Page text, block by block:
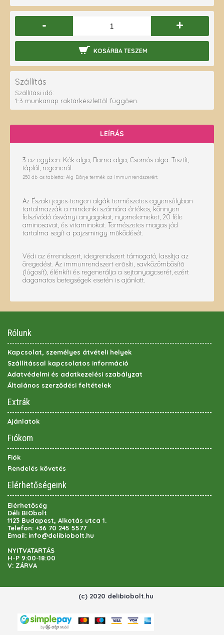
- +
KOSÁRBA TESZEM
Szállítás
Szállítási idő:
1-3 munkanap raktárkészlettől függően.
LEÍRÁS
3 az egyben: Kék alga, Barna alga, Csomós alga. Tisztít,
táplál, regenerál.
250 db-os tabletta; Alg-Börje termék az immunrendszerért.
Az Északi jeges-tengeri algák természetes egyensúlyban
tartalmazzák a mindenki számára értékes, könnyen
felszívódó ásványi anyagokat, nyomelemeket, 20 féle
aminosavat, és vitaminokat. Természetes magas jód
tartalma segít a pajzsmirigy működését.
Védi az érrendszert, idegrendszert támogató, lassítja az
öregedést. Az immunrendszert erősíti, savközömbösítő
(lúgosít), élénkíti és regenerálja a sejtanyagcserét, ezért
daganatos betegségek esetén is ajánlott.
Rólunk
Kapcsolat, személyes átvételi helyek
Szállítással kapcsolatos információ
Adatvédelmi és adatkezelési szabályzat
Általános szerződési feltételek
Extrák
Ajánlatok
Fiókom
Fiók
Rendelés követés
Elérhetőségeink
Elérhetőség
Déli BIObolt
1123 Budapest, Alkotás utca 1.
Telefon: +36 70 245 5577
Email: info@delibiobolt.hu
NYITVATARTÁS
H-P 9:00-18:00
V: ZÁRVA
(c) 2020 delibiobolt.hu